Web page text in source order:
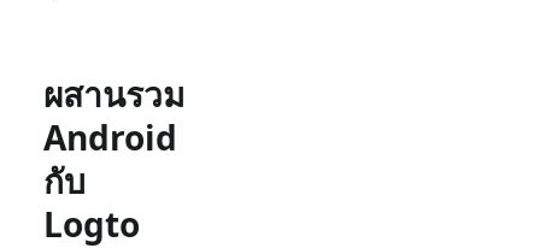
ผสานรวม
Android
กับ
Logto